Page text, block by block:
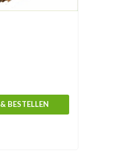
BESTELLEN